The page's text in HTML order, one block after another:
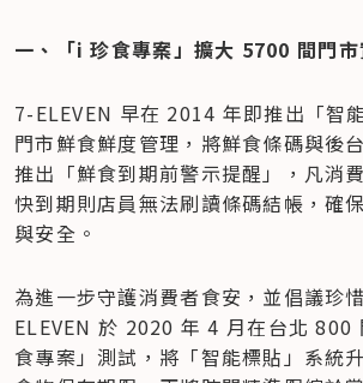
一、「i 珍食專案」擴大 5700 間門市
7-ELEVEN 早在 2014 年即推出「智
門市鮮食鮮度管理，將鮮食條碼與後
推出「鮮食到期前警示提醒」，凡消
快到期則店員無法刷讀條碼結帳，確
與安全。
為進一步守護消費者食安，並倡議珍
ELEVEN 於 2020 年 4 月在台北 800
食專案」測試，將「智能標貼」系統